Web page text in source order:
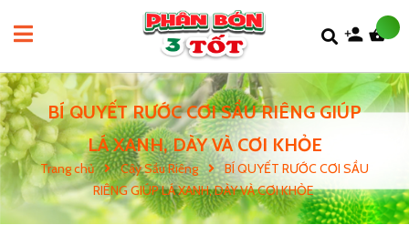
BÍ QUYẾT RƯỚC CƠI SẦU RIÊNG GIÚP
LÁ XANH, DÀY VÀ CƠI KHỎE
Trang chủ Cây Sầu Riêng
BÍ QUYẾT RƯỚC CƠI SẦU
RIÊNG GIÚP LÁ XANH, DÀY VÀ CƠI KHỎE